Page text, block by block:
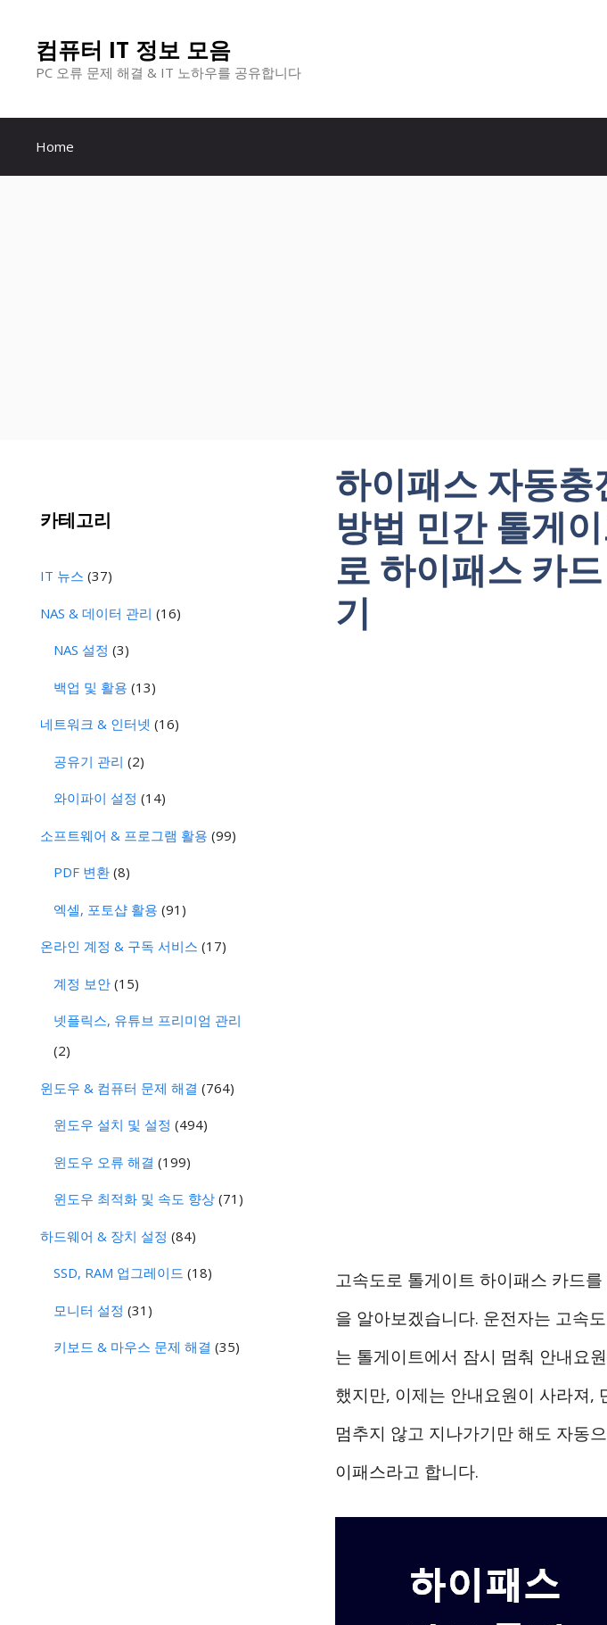
건
컴퓨터 IT 정보 모음
PC 오류 문제 해결 & IT 노하우를 공유합니다
Home
하이패스 자동
방법 민간 톨게
로 하이패스 카
기
고속도로 톨게이트 하이패스 카드
을 알아보겠습니다. 운전자는 고속
는 톨게이트에서 잠시 멈춰 안내요
했지만, 이제는 안내요원이 사라져,
멈추지 않고 지나가기만 해도 자동
이패스라고 합니다.
카테고리
IT 뉴스 (37)
NAS & 데이터 관리 (16)
NAS 설정 (3)
백업 및 활용 (13)
네트워크 & 인터넷 (16)
공유기 관리 (2)
와이파이 설정 (14)
소프트웨어 & 프로그램 활용 (99)
PDF 변환 (8)
엑셀, 포토샵 활용 (91)
온라인 계정 & 구독 서비스 (17)
계정 보안 (15)
넷플릭스, 유튜브 프리미엄 관리
(2)
윈도우 & 컴퓨터 문제 해결 (764)
윈도우 설치 및 설정 (494)
윈도우 오류 해결 (199)
윈도우 최적화 및 속도 향상 (71)
하드웨어 & 장치 설정 (84)
SSD, RAM 업그레이드 (18)
모니터 설정 (31)
키보드 & 마우스 문제 해결 (35)